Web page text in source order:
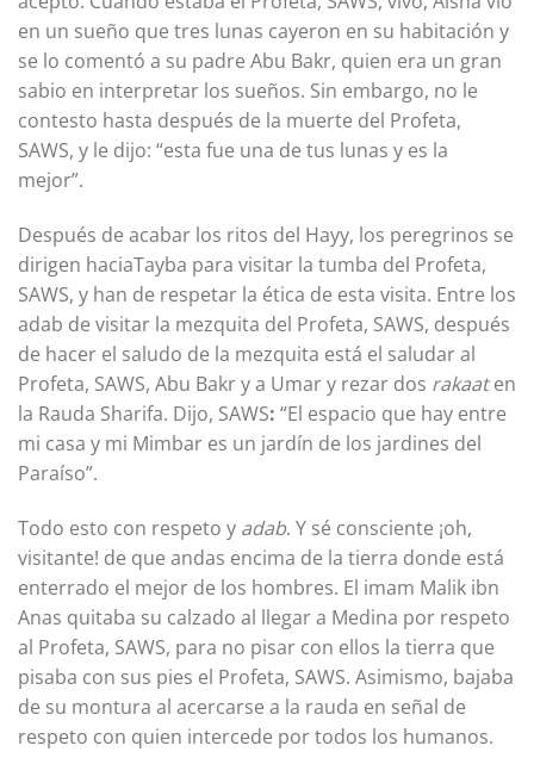
en un sueño que tres lunas cayeron en su habitación y
se lo comentó a su padre Abu Bakr, quien era un gran
sabio en interpretar los sueños. Sin embargo, no le
contesto hasta después de la muerte del Profeta,
SAWS, y le dijo: “esta fue una de tus lunas y es la
mejor”.
Después de acabar los ritos del Hayy, los peregrinos se
dirigen haciaTayba para visitar la tumba del Profeta,
SAWS, y han de respetar la ética de esta visita. Entre los
adab de visitar la mezquita del Profeta, SAWS, después
de hacer el saludo de la mezquita está el saludar al
Profeta, SAWS, Abu Bakr y a Umar y rezar dos rakaaten
la Rauda Sharifa. Dijo, SAWS: “El espacio que hay entre
mi casa y mi Mimbar es un jardín de los jardines del
Paraíso”.
Todo esto con respeto y adab. Y sé consciente ¡oh,
visitante! de que andas encima de la tierra donde está
enterrado el mejor de los hombres. El imam Malik ibn
Anas quitaba su calzado al llegar a Medina por respeto
al Profeta, SAWS, para no pisar con ellos la tierra que
pisaba con sus pies el Profeta, SAWS. Asimismo, bajaba
de su montura al acercarse a la rauda en señal de
respeto con quien intercede por todos los humanos.